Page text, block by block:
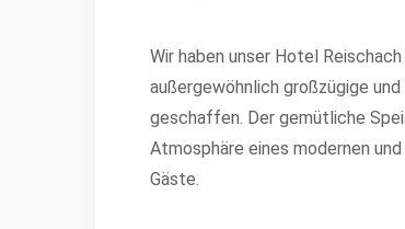
Wir haben unser Hotel
außergewöhnlich großzügige
geschaffen. Der gemütliche
Atmosphäre eines modernen
Gäste.